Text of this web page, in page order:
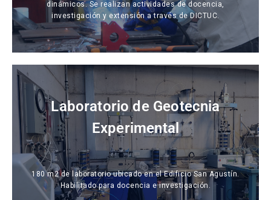
dinámicos. Se realizan actividades de docencia,
investigación y extensión a través de DICTUC.
Laboratorio de Geotecnia
Experimental
180 m2 de laboratorio ubicado en el Edificio San Agustín.
Habilitado para docencia e investigación.